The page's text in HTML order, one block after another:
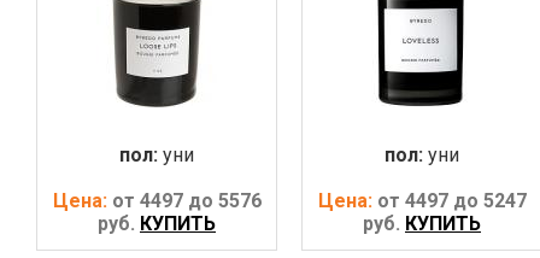
пол: уни
Цена: от 4497 до 5576
руб. КУПИТЬ
пол: уни
Цена: от 4497 до 5247
руб. КУПИТЬ